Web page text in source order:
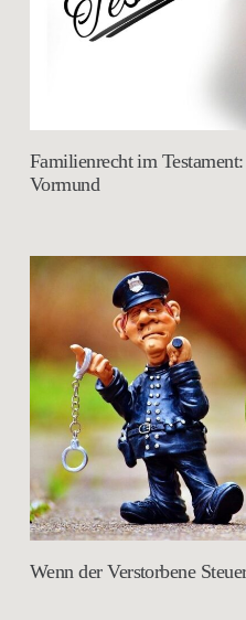
Familienrecht im
Vormund
Wenn der Verstorbene